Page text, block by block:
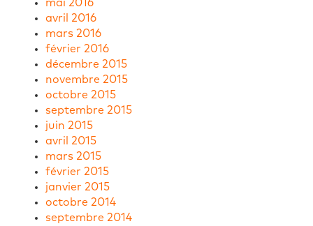
mai 2016
avril 2016
mars 2016
février 2016
décembre 2015
novembre 2015
octobre 2015
septembre 2015
juin 2015
avril 2015
mars 2015
février 2015
janvier 2015
octobre 2014
septembre 2014